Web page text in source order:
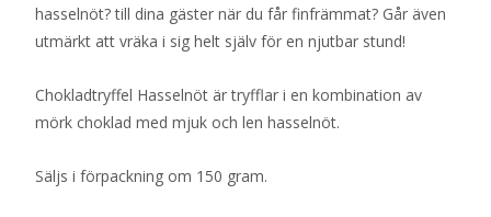
hasselnöt? till dina gäster när du får finfrämmat? Går även
utmärkt att vräka i sig helt själv för en njutbar stund!
Chokladtryffel Hasselnöt är tryfflar i en kombination av
mörk choklad med mjuk och len hasselnöt.
Säljs i förpackning om 150 gram.